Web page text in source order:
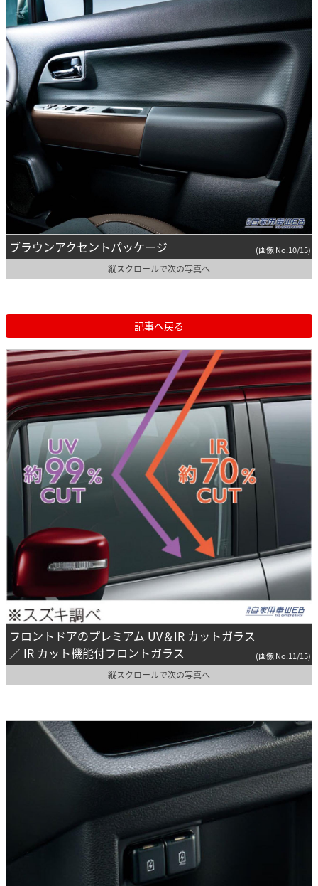
ブラウンアクセントパッケージ (画像 No.10/15)
縦スクロールで次の写真へ
記事へ戻る
フロントドアのプレミアム UV＆IR カットガラス
／ IR カット機能付フロントガラス
(画像 No.11/15)
縦スクロールで次の写真へ